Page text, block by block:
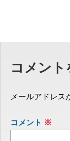
コメント
メールアドレス
コメント ※